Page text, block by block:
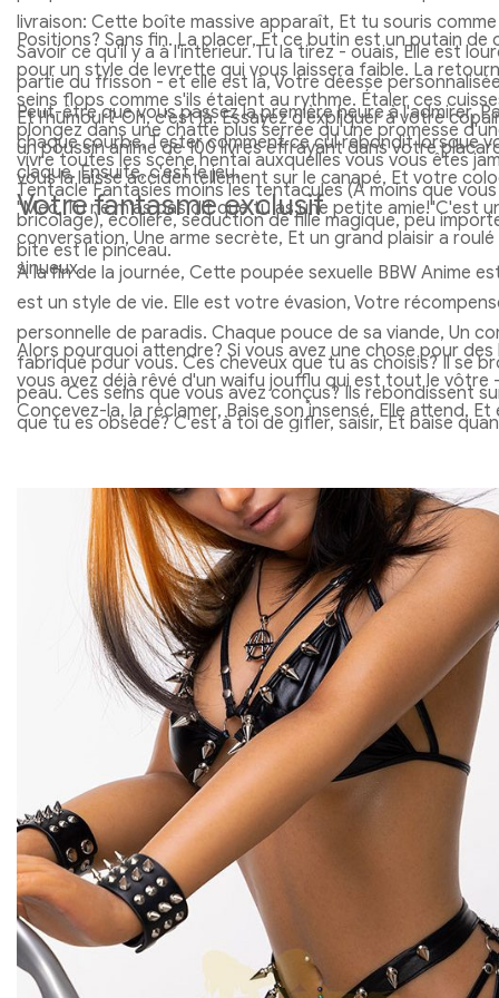
livraison: Cette boîte massive apparaît, Et tu souris
Savoir ce qu'il y a à l'intérieur. Tu la tirez - ouais, Elle est
partie du frisson - et elle est là, Votre déesse
Peut-être que vous passez la première heure à l'admirer,
chaque courbe, Tester comment ce cul rebondit lorsque
claque. Ensuite, c'est le jeu.
Positions? Sans fin. La placer, Et ce butin est un putain
pour un style de levrette qui vous laissera faible. La
seins flops comme s'ils étaient au rythme. Étaler ces
plongez dans une chatte plus serrée qu'une promesse
vivre toutes les scène hentai auxquelles vous vous êtes
Tentacle Fantasies moins les tentacules (À moins que
bricolage), écolière, séduction de fille magique, peu
bite est le pinceau.
Et l'humour? Oh, c'est là. Essayez d'expliquer à votre
un poussin anime de 100 livres effrayant dans votre
vous la laisse accidentellement sur le canapé, Et votre
"Mec, Tu ne m'as pas dit que tu as une petite amie!"C'est
conversation, Une arme secrète, Et un grand plaisir a
sinueux.
Votre fantasme exclusif
À la fin de la journée, Cette poupée sexuelle BBW Anime
est un style de vie. Elle est votre évasion, Votre
personnelle de paradis. Chaque pouce de sa viande, Un
fabriqué pour vous. Ces cheveux que tu as choisis? Il se
peau. Ces seins que vous avez conçus? Ils rebondissent
que tu es obsédé? C'est à toi de gifler, saisir, Et baise
unique et unique, Et elle est là pour rendre chaque jour un
plus sauvage, un peu mieux.
Alors pourquoi attendre? Si vous avez une chose pour des
vous avez déjà rêvé d'un waifu joufflu qui est tout le vôtre
Concevez-la, la réclamer, Baise son insensé. Elle attend, Et
un bouffon à la fois.